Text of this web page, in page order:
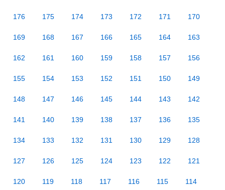
176 175 174 173 172 171 170
169 168 167 166 165 164 163
162 161 160 159 158 157 156
155 154 153 152 151 150 149
148 147 146 145 144 143 142
141 140 139 138 137 136 135
134 133 132 131 130 129 128
127 126 125 124 123 122 121
120 119 118 117 116 115 114